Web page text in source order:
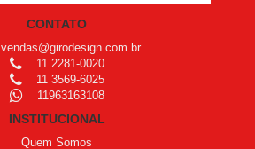
CONTATO
vendas@girodesign.com.br
11 2281-0020
11 3569-6025
11963163108
INSTITUCIONAL
Quem Somos